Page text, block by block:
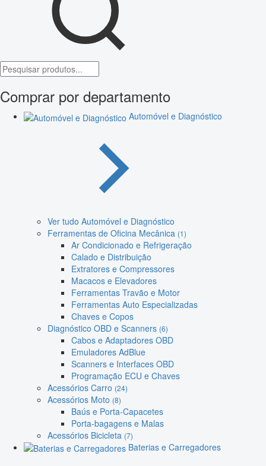
Comprar por departamento
Automóvel e Diagnóstico
Ver tudo Automóvel e Diagnóstico
Ferramentas de Oficina Mecânica (1)
Ar Condicionado e Refrigeração
Calado e Distribuição
Extratores e Compressores
Macacos e Elevadores
Ferramentas Travão e Motor
Ferramentas Auto Especializadas
Chaves e Copos
Diagnóstico OBD e Scanners (6)
Cabos e Adaptadores OBD
Emuladores AdBlue
Scanners e Interfaces OBD
Programação ECU e Chaves
Acessórios Carro (24)
Acessórios Moto (8)
Baús e Porta-Capacetes
Porta-bagagens e Malas
Acessórios Bicicleta (7)
Baterias e Carregadores